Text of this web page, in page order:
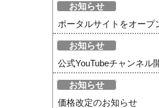
お知らせ
ポータルサイトをオープ
お知らせ
公式YouTubeチャンネル
お知らせ
価格改定のお知らせ